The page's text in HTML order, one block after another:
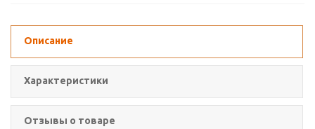
Описание
Характеристики
Отзывы о товаре